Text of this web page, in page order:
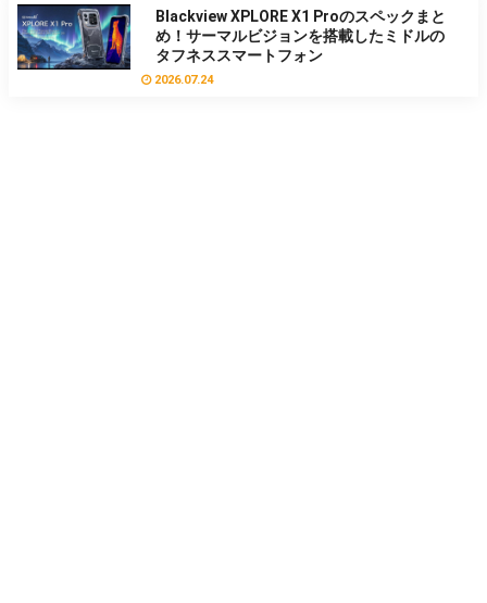
Blackview XPLORE X1 Proのスペックまと
め！サーマルビジョンを搭載したミドルの
タフネススマートフォン
2026.07.24